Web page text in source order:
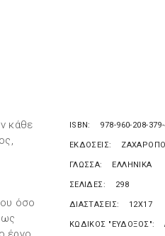
κάθε
όσο
ISBN 978-960-208-
ΕΚΔΟΣΕΙΣ
ΓΛΩΣΣΑ ΕΛΛΗΝΙΚΑ
ΣΕΛΙΔΕΣ 298
ΔΙΑΣΤΑΣΕΙΣ 12X17
ΚΩΔΙΚΟΣ "ΕΥΔΟΞΟΣ"